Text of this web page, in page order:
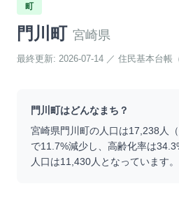
町
門川町 宮崎県
最終更新: 2026-07-14 ／ 住民基本台帳
門川町はどんなまち？
宮崎県門川町の人口は17,238 人（
で11.7%減少し、高齢化率は34.3
人口は11,430人となっています。